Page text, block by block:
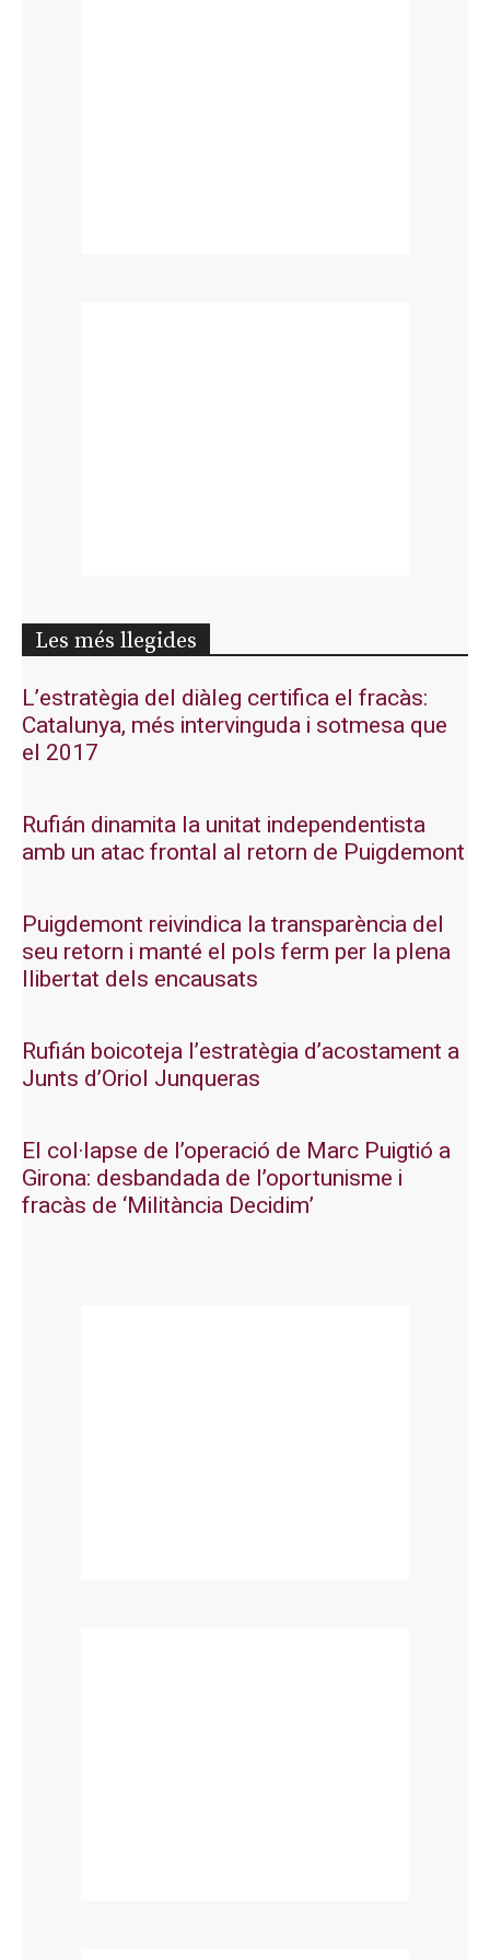
Les més llegides
L’estratègia del diàleg certifica el fracàs:
Catalunya, més intervinguda i sotmesa que
el 2017
Rufián dinamita la unitat independentista
amb un atac frontal al retorn de Puigdemont
Puigdemont reivindica la transparència del
seu retorn i manté el pols ferm per la plena
llibertat dels encausats
Rufián boicoteja l’estratègia d’acostament a
Junts d’Oriol Junqueras
El col·lapse de l’operació de Marc Puigtió a
Girona: desbandada de l’oportunisme i
fracàs de ‘Militància Decidim’